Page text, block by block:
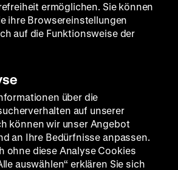
ermöglichen. Sie können
ihre Browsereinstellungen
auf die Funktionsweise der
über die
auf unserer
können wir unser Angebot
an Ihre Bedürfnisse anpassen.
ohne diese Analyse Cookies
auswählen“ erklären Sie sich